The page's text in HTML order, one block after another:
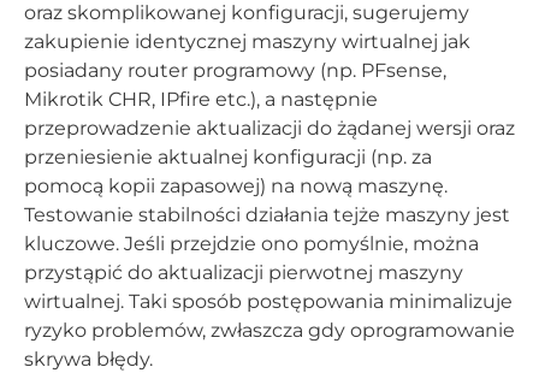
oraz skomplikowanej konfiguracji, sugerujemy
zakupienie identycznej maszyny wirtualnej jak
posiadany router programowy (np. PFsense,
Mikrotik CHR, IPfire etc.), a następnie
przeprowadzenie aktualizacji do żądanej wersji oraz
przeniesienie aktualnej konfiguracji (np. za
pomocą kopii zapasowej) na nową maszynę.
Testowanie stabilności działania tejże maszyny jest
kluczowe. Jeśli przejdzie ono pomyślnie, można
przystąpić do aktualizacji pierwotnej maszyny
wirtualnej. Taki sposób postępowania minimalizuje
ryzyko problemów, zwłaszcza gdy oprogramowanie
skrywa błędy.